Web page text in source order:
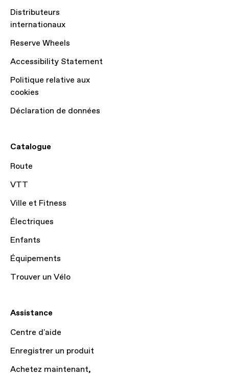
Distributeurs
internationaux
Reserve Wheels
Accessibility Statement
Politique relative aux
cookies
Déclaration de données
Catalogue
Route
VTT
Ville et Fitness
Électriques
Enfants
Équipements
Trouver un Vélo
Assistance
Centre d'aide
Enregistrer un produit
Achetez maintenant,